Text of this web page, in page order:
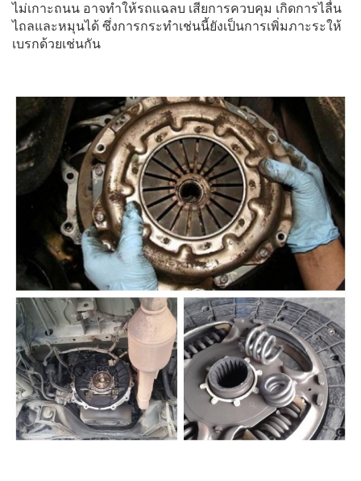
ไม่เกาะถนน อาจทำให้รถแฉลบ เสียการควบคุม เกิดการไลื่น
ไถลและหมุนได้ ซึ่งการกระทำเช่นนี้ยังเป็นการเพิ่มภาะระให้
เบรกด้วยเช่นกัน